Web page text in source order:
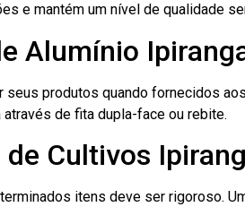
e mantém um nível de qualidade
Alumínio
seus produtos quando fornecidos
de fita dupla-face ou rebite.
Cultivos
itens deve ser rigoroso.